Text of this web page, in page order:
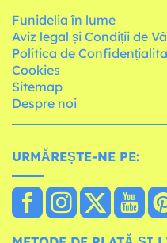
Funidelia în lume
Aviz legal și Condiții de
Política de
Cookies
Sitemap
Despre noi
URMĂREȘTE-NE PE: